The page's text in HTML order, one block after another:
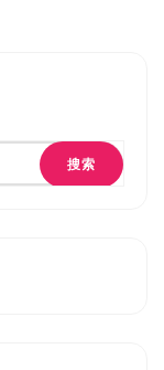
搜索